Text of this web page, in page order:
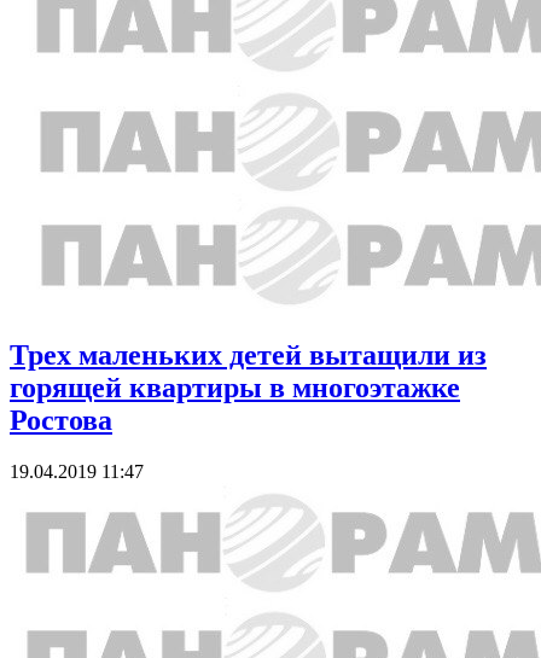
Трех маленьких детей вытащили из
горящей квартиры в многоэтажке
Ростова
19.04.2019 11:47